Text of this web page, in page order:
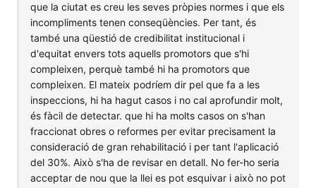
que la ciutat es creu les seves pròpies normes i que els
incompliments tenen conseqüències. Per tant, és
també una qüestió de credibilitat institucional i
d'equitat envers tots aquells promotors que s'hi
compleixen, perquè també hi ha promotors que
compleixen. El mateix podríem dir pel que fa a les
inspeccions, hi ha hagut casos i no cal aprofundir molt,
és fàcil de detectar. que hi ha molts casos on s'han
fraccionat obres o reformes per evitar precisament la
consideració de gran rehabilitació i per tant l'aplicació
del 30%. Això s'ha de revisar en detall. No fer-ho seria
acceptar de nou que la llei es pot esquivar i això no pot